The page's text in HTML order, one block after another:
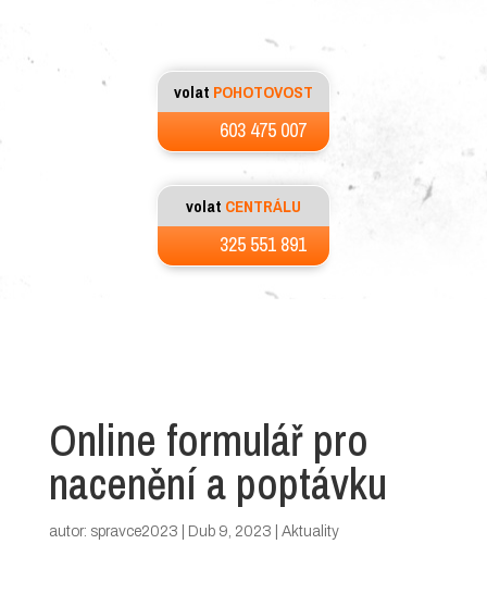
volat POHOTOVOST
603 475 007
volat CENTRÁLU
325 551 891
Online formulář pro
nacenění a poptávku
autor: spravce2023 Dub 9, 2023 Aktuality